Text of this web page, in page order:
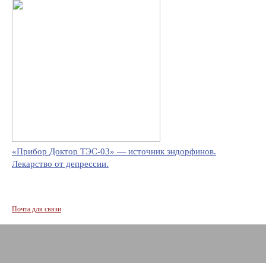
«Прибор Доктор ТЭС-03» — источник эндорфинов.
Лекарство от депрессии.
Почта для связи